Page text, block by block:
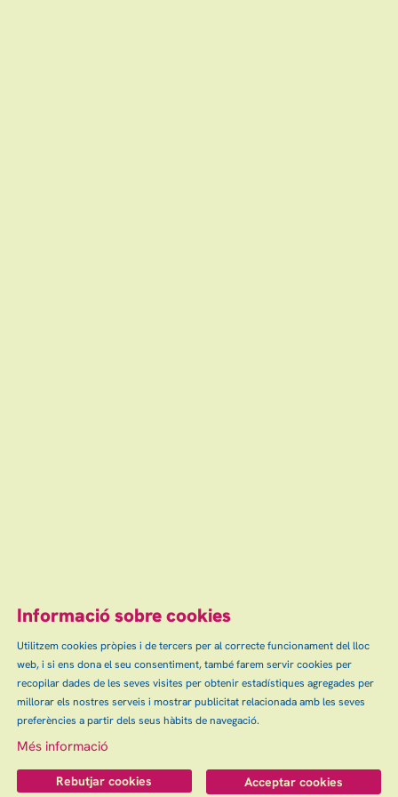
Informació sobre cookies
Utilitzem cookies pròpies i de tercers per al correcte funcionament del lloc
web, i si ens dona el seu consentiment, també farem servir cookies per
recopilar dades de les seves visites per obtenir estadístiques agregades per
millorar els nostres serveis i mostrar publicitat relacionada amb les seves
preferències a partir dels seus hàbits de navegació.
Més informació
Acceptar cookies
Rebutjar cookies